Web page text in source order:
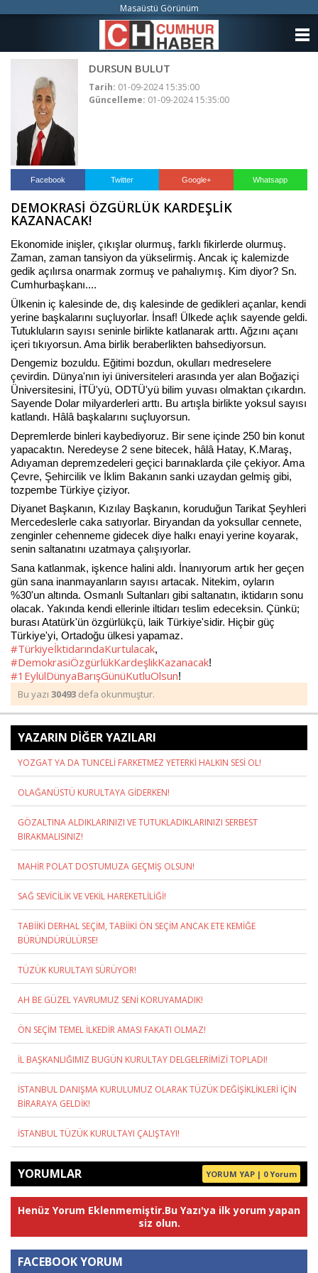
DURSUN BULUT
Tarih: 01-09-2024 15:35:00
Güncelleme: 01-09-2024 15:35:00
Facebook Twitter Google+ Whatsapp
DEMOKRASİ ÖZGÜRLÜK KARDEŞLİK
KAZANACAK!
Ekonomide inişler, çıkışlar olurmuş, farklı fikirlerde olurmuş.
Zaman, zaman tansiyon da yükselirmiş. Ancak iç kalemizde
gedik açılırsa onarmak zormuş ve pahalıymış. Kim diyor? Sn.
Cumhurbaşkanı....
Ülkenin iç kalesinde de, dış kalesinde de gedikleri açanlar, kendi
yerine başkalarını suçluyorlar. İnsaf! Ülkede açlık sayende geldi.
Tutukluların sayısı seninle birlikte katlanarak arttı. Ağzını açanı
içeri tıkıyorsun. Ama birlik beraberlikten bahsediyorsun.
Dengemiz bozuldu. Eğitimi bozdun, okulları medreselere
çevirdin. Dünya'nın iyi üniversiteleri arasında yer alan Boğaziçi
Üniversitesini, İTÜ'yü, ODTÜ'yü bilim yuvası olmaktan çıkardın.
Sayende Dolar milyarderleri arttı. Bu artışla birlikte yoksul sayısı
katlandı. Hâlâ başkalarını suçluyorsun.
Depremlerde binleri kaybediyoruz. Bir sene içinde 250 bin konut
yapacaktın. Neredeyse 2 sene bitecek, hâlâ Hatay, K.Maraş,
Adıyaman depremzedeleri geçici barınaklarda çile çekiyor. Ama
Çevre, Şehircilik ve İklim Bakanın sanki uzaydan gelmiş gibi,
tozpembe Türkiye çiziyor.
Diyanet Başkanın, Kızılay Başkanın, koruduğun Tarikat Şeyhleri
Mercedeslerle caka satıyorlar. Biryandan da yoksullar cennete,
zenginler cehenneme gidecek diye halkı enayi yerine koyarak,
senin saltanatını uzatmaya çalışıyorlar.
Sana katlanmak, işkence halini aldı. İnanıyorum artık her geçen
gün sana inanmayanların sayısı artacak. Nitekim, oyların
%30'un altında. Osmanlı Sultanları gibi saltanatın, iktidarın sonu
olacak. Yakında kendi ellerinle iltidarı teslim edeceksin. Çünkü;
burası Atatürk'ün özgürlükçü, laik Türkiye'sidir. Hiçbir güç
Türkiye'yi, Ortadoğu ülkesi yapamaz.
#TürkiyeİktidarındaKurtulacak,
#DemokrasiÖzgürlükKardeşlikKazanacak!
#1EylülDünyaBarışGünüKutluOlsun!
Bu yazı 30493 defa okunmuştur.
YAZARIN DİĞER YAZILARI
YOZGAT YA DA TUNCELİ FARKETMEZ YETERKİ HALKIN SESİ OL!
OLAĞANÜSTÜ KURULTAYA GİDERKEN!
GÖZALTINA ALDIKLARINIZI VE TUTUKLADIKLARINIZI SERBEST
BIRAKMALISINIZ!
MAHİR POLAT DOSTUMUZA GEÇMİŞ OLSUN!
SAĞ SEVİCİLİK VE VEKİL HAREKETLİLİĞİ!
TABİİKİ DERHAL SEÇİM, TABİİKİ ÖN SEÇİM ANCAK ETE KEMİĞE
BÜRÜNDÜRÜLÜRSE!
TÜZÜK KURULTAYI SÜRÜYOR!
AH BE GÜZEL YAVRUMUZ SENİ KORUYAMADIK!
ÖN SEÇİM TEMEL İLKEDİR AMASI FAKATI OLMAZ!
İL BAŞKANLIĞIMIZ BUGÜN KURULTAY DELGELERİMİZİ TOPLADI!
İSTANBUL DANIŞMA KURULUMUZ OLARAK TÜZÜK DEĞİŞİKLİKLERİ İÇİN
BİRARAYA GELDİK!
İSTANBUL TÜZÜK KURULTAYI ÇALIŞTAYI!
YORUMLAR YORUM YAP | 0 Yorum
Henüz Yorum Eklenmemiştir.Bu Yazı'ya ilk yorum yapan
siz olun.
FACEBOOK YORUM
Masaüstü Görünüm
YAZARLAR
FOTO GALERİ
VİDEO GALERİ
KÜNYE
İLETİŞİM
Haberin Doğru Adresi.